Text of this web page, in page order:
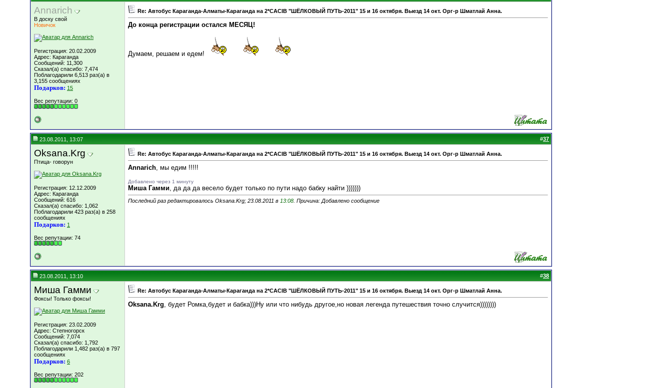
Annarich
В доску свой
Новичок
Регистрация: 20.02.2009
Адрес: Караганда
Сообщений: 11,300
Сказал(а) спасибо: 7,474
Поблагодарили 6,513 раз(а) в
3,155 сообщениях
Подарков: 15
Вес репутации: 0
Re: Автобус Караганда-Алматы-Караганда на 2*CACIB "ШЁЛКОВЫЙ ПУТЬ-2011" 15 и 16 октября. Выезд 14 окт. Орг-р Шматлай Анна.
До конца регистрации остался МЕСЯЦ!
Думаем, решаем и едем!
23.08.2011, 13:07 #37
Oksana.Krg
Птица- говорун
Регистрация: 12.12.2009
Адрес: Караганда
Сообщений: 616
Сказал(а) спасибо: 1,062
Поблагодарили 423 раз(а) в 258
сообщениях
Подарков: 1
Вес репутации: 74
Re: Автобус Караганда-Алматы-Караганда на 2*CACIB "ШЁЛКОВЫЙ ПУТЬ-2011" 15 и 16 октября. Выезд 14 окт. Орг-р Шматлай Анна.
Annarich, мы едим !!!!!
Добавлено через 1 минуту
Миша Гамми, да да да весело будет только по пути надо бабку найти )))))))
Последний раз редактировалось Oksana.Krg; 23.08.2011 в 13:08 . Причина: Добавлено сообщение
23.08.2011, 13:10 #38
Миша Гамми
Фоксы! Только фоксы!
Регистрация: 23.02.2009
Адрес: Степногорск
Сообщений: 7,074
Сказал(а) спасибо: 1,792
Поблагодарили 1,482 раз(а) в 797
сообщениях
Подарков: 6
Вес репутации: 202
Re: Автобус Караганда-Алматы-Караганда на 2*CACIB "ШЁЛКОВЫЙ ПУТЬ-2011" 15 и 16 октября. Выезд 14 окт. Орг-р Шматлай Анна.
Oksana.Krg, будет Ромка,будет и бабка)))Ну или что нибудь другое,но новая легенда путешествия точно случится))))))))